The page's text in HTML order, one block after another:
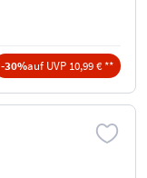
-30%auf UVP 10,99 € **